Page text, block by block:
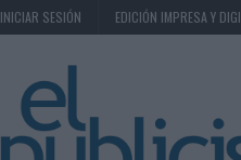
INICIAR SESIÓN EDICIÓN IMPRESA Y